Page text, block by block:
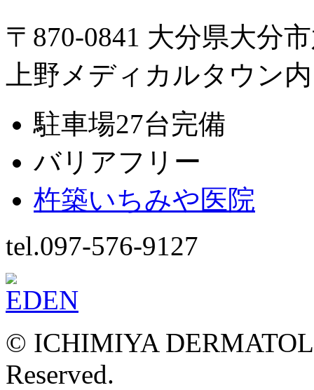
〒870-0841 大分県大分
上野メディカルタウン内
駐車場27台完備
バリアフリー
杵築いちみや医院
tel.097-576-9127
© ICHIMIYA
Reserved.